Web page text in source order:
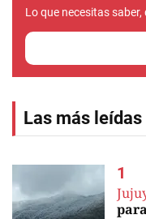
Lo que necesitas
Las más leídas